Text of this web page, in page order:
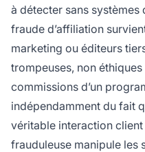
à détecter sans systèmes
fraude d’affiliation
marketing ou éditeurs
trompeuses, non
commissions d’un
indépendamment du fait
véritable interaction
frauduleuse manipule les